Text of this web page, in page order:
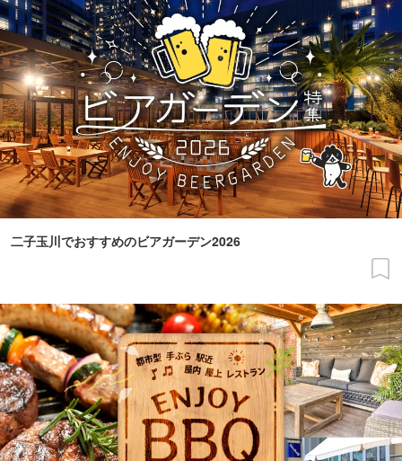
二子玉川でおすすめのビアガーデン2026